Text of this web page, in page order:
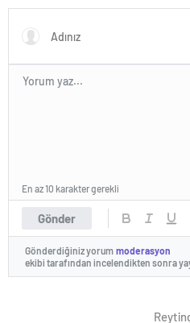
Hayat” ile selamladı!
Gönder
En az 10 karakter gerekli
Gönderdiğiniz yorum moderasyon
ekibi tarafından incelendikten sonra